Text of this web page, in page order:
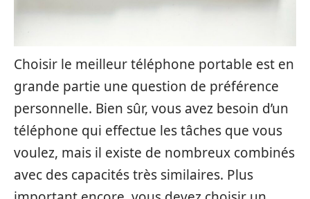
Choisir le meilleur téléphone portable est en
grande partie une question de préférence
personnelle. Bien sûr, vous avez besoin d’un
téléphone qui effectue les tâches que vous
voulez, mais il existe de nombreux combinés
avec des capacités très similaires. Plus